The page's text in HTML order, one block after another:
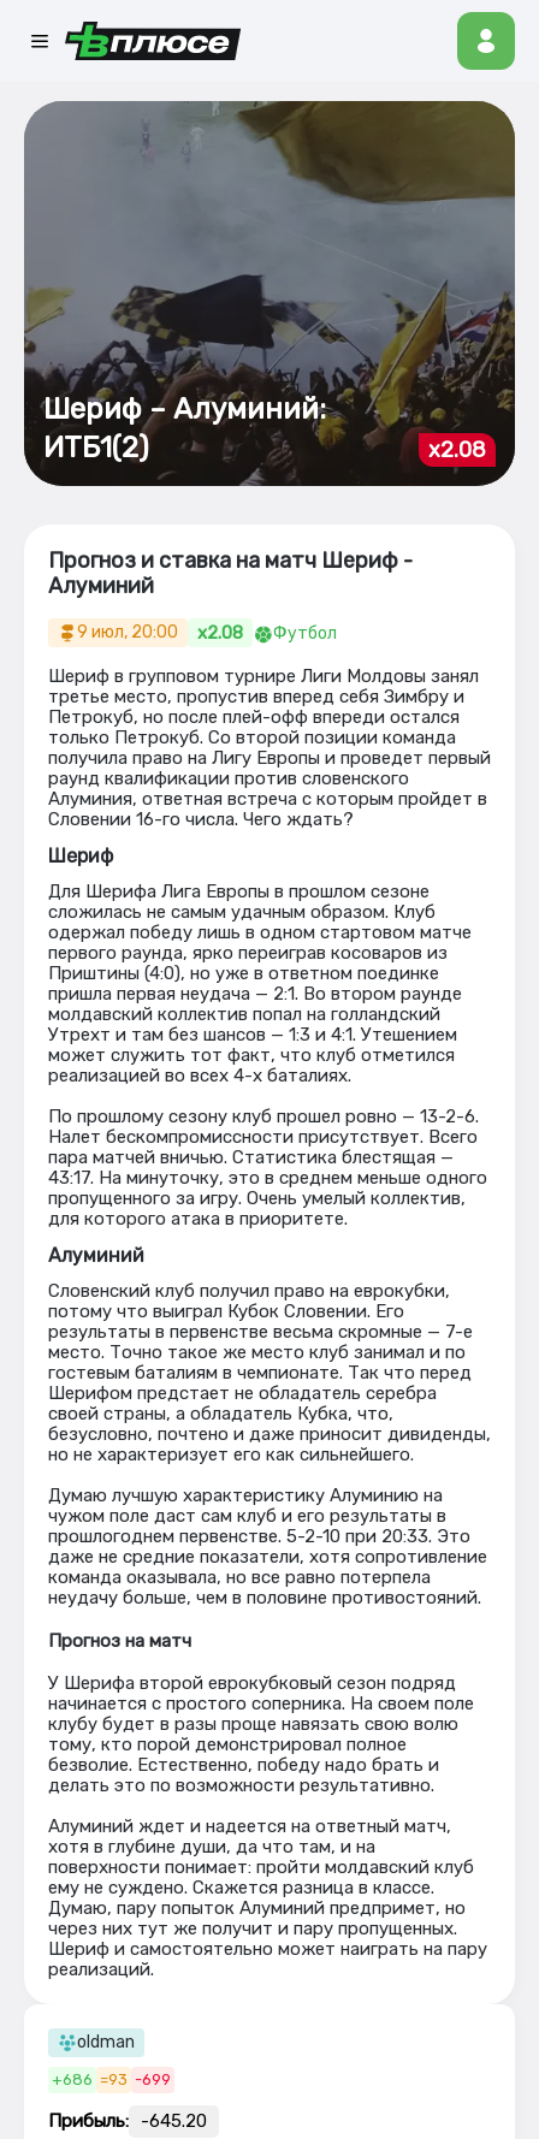
Шериф – Алуминий:
ИТБ1(2)
x2.08
Прогноз и ставка на матч Шериф -
Алуминий
9 июл, 20:00 x2.08 Футбол
Шериф в групповом турнире Лиги Молдовы занял
третье место, пропустив вперед себя Зимбру и
Петрокуб, но после плей-офф впереди остался
только Петрокуб. Со второй позиции команда
получила право на Лигу Европы и проведет первый
раунд квалификации против словенского
Алуминия, ответная встреча с которым пройдет в
Словении 16-го числа. Чего ждать?
Шериф
Для Шерифа Лига Европы в прошлом сезоне
сложилась не самым удачным образом. Клуб
одержал победу лишь в одном стартовом матче
первого раунда, ярко переиграв косоваров из
Приштины (4:0), но уже в ответном поединке
пришла первая неудача — 2:1. Во втором раунде
молдавский коллектив попал на голландский
Утрехт и там без шансов — 1:3 и 4:1. Утешением
может служить тот факт, что клуб отметился
реализацией во всех 4-х баталиях.
По прошлому сезону клуб прошел ровно — 13-2-6.
Налет бескомпромиссности присутствует. Всего
пара матчей вничью. Статистика блестящая —
43:17. На минуточку, это в среднем меньше одного
пропущенного за игру. Очень умелый коллектив,
для которого атака в приоритете.
Алуминий
Словенский клуб получил право на еврокубки,
потому что выиграл Кубок Словении. Его
результаты в первенстве весьма скромные — 7-е
место. Точно такое же место клуб занимал и по
гостевым баталиям в чемпионате. Так что перед
Шерифом предстает не обладатель серебра
своей страны, а обладатель Кубка, что,
безусловно, почтено и даже приносит дивиденды,
но не характеризует его как сильнейшего.
Думаю лучшую характеристику Алуминию на
чужом поле даст сам клуб и его результаты в
прошлогоднем первенстве. 5-2-10 при 20:33. Это
даже не средние показатели, хотя сопротивление
команда оказывала, но все равно потерпела
неудачу больше, чем в половине противостояний.
Прогноз на матч
У Шерифа второй еврокубковый сезон подряд
начинается с простого соперника. На своем поле
клубу будет в разы проще навязать свою волю
тому, кто порой демонстрировал полное
безволие. Естественно, победу надо брать и
делать это по возможности результативно.
Алуминий ждет и надеется на ответный матч,
хотя в глубине души, да что там, и на
поверхности понимает: пройти молдавский клуб
ему не суждено. Скажется разница в классе.
Думаю, пару попыток Алуминий предпримет, но
через них тут же получит и пару пропущенных.
Шериф и самостоятельно может наиграть на пару
реализаций.
oldman
+686 =93 -699
Прибыль: -645.20